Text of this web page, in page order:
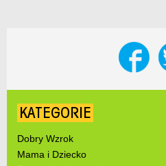
KATEGORIE
Dobry Wzrok
Mama i Dziecko